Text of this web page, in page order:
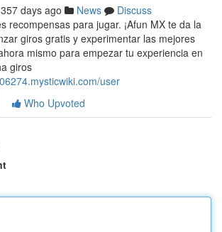
357 days ago News
Discuss
recompensas para jugar. ¡Afun MX te da la
giros gratis y experimentar las mejores
mismo para empezar tu experiencia en
giros
user
Who Upvoted